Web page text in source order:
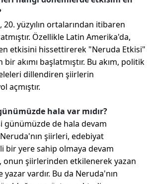
yüzyılın ortalarından itibaren
Özellikle Latin Amerika'da,
etkisini hissettirerek "Neruda Etkisi"
akımı başlatmıştır. Bu akım, politik
dillendiren şiirlerin
açmıştır.
hala var mıdır?
günümüzde de hala devam
şiirleri, edebiyat
bir yere sahip olmaya devam
onun şiirlerinden etkilenerek yazan
vardır. Bu da Neruda'nın